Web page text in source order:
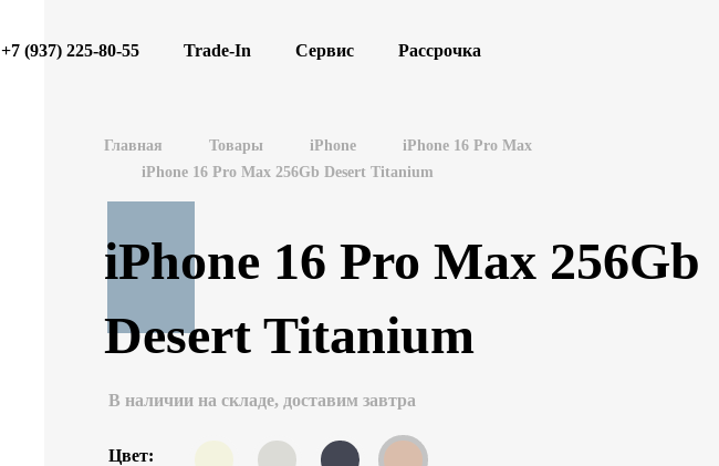
+7 (937) 225-80-55 Trade-In Сервис Рассрочка
Главная Товары iPhone
iPhone 16 Pro Max
iPhone 16 Pro Max 256Gb Desert Titanium
iPhone 16 Pro Max 256Gb
Desert Titanium
В наличии на складе, доставим завтра
Цвет: